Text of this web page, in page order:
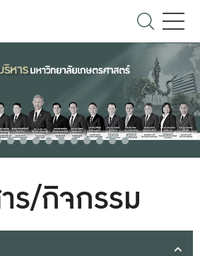
ร/กิจกรรม